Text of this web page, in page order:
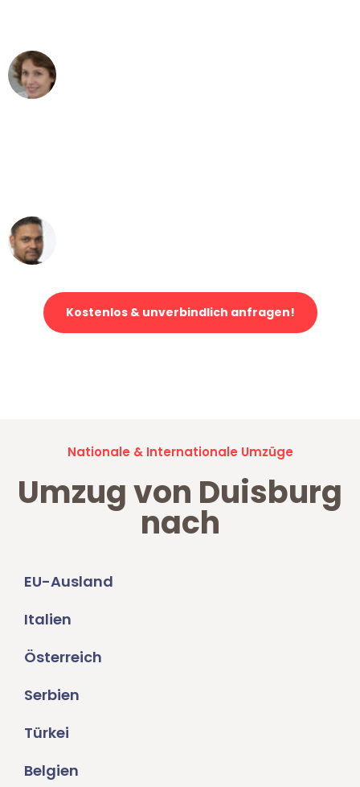
Kostenlos & unverbindlich anfragen!
Nationale & Internationale Umzüge
Umzug von Duisburg
nach
EU-Ausland
Italien
Österreich
Serbien
Türkei
Belgien